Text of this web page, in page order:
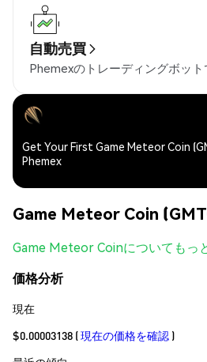
自動売買
Phemexのトレーディングボット
Get Your First Game Meteor Coin
Phemex
Game Meteor Coin
Game Meteor Coinについてもっ
価格分析
現在
$0.00003138 (現在の価格を確認 )